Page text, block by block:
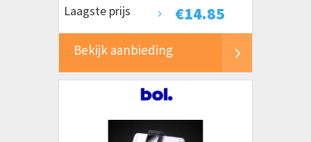
€14.85
Laagste prijs
Bekijk aanbieding